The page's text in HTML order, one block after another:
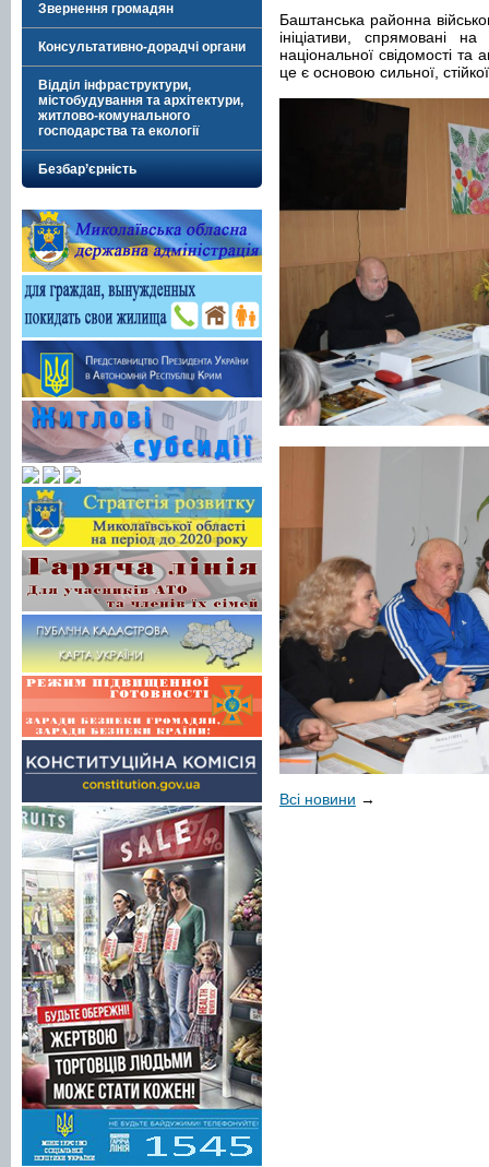
Звернення громадян
Консультативно-дорадчі органи
Відділ інфраструктури,
містобудування та архітектури,
житлово-комунального
господарства та екології
Безбар’єрність
Баштанська районна
ініціативи, спрямовані
національної свідомості та
це є основою сильної,
Всі новини →